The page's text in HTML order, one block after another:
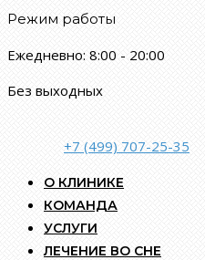
Режим работы
Ежедневно: 8:00 - 20:00
Без выходных
+7 (499) 707-25-35
О КЛИНИКЕ
КОМАНДА
УСЛУГИ
ЛЕЧЕНИЕ ВО СНЕ